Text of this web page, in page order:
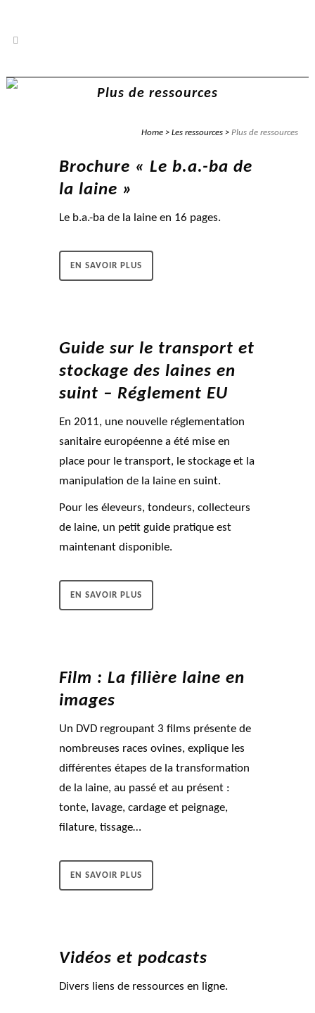
Plus de ressources
Home >Les ressources >Plus de ressources
Brochure « Le b.a.-ba de
la laine »
Le b.a.-ba de la laine en 16 pages.
EN SAVOIR PLUS
Guide sur le transport et
stockage des laines en
suint – Réglement EU
En 2011, une nouvelle réglementation
sanitaire européenne a été mise en
place pour le transport, le stockage et la
manipulation de la laine en suint.
Pour les éleveurs, tondeurs, collecteurs
de laine, un petit guide pratique est
maintenant disponible.
EN SAVOIR PLUS
Film : La filière laine en
images
Un DVD regroupant 3 films présente de
nombreuses races ovines, explique les
différentes étapes de la transformation
de la laine, au passé et au présent :
tonte, lavage, cardage et peignage,
filature, tissage…
EN SAVOIR PLUS
Vidéos et podcasts
Divers liens de ressources en ligne.